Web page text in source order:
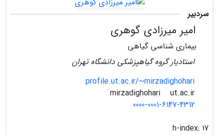
سردبیر
امیر میرزادی گوهری
بیماری شناسی گیاهی
استادیار گروه گیاهپزشکی دانشگاه تهران
profile.ut.ac.ir/~mirzadighohari
ut.ac.ir
0000-0001-6147-4312
h-index: 17